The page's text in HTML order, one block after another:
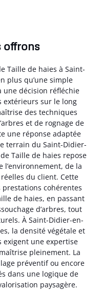
offrons
Taille de haies à Saint-
plus qu’une simple
une décision réfléchie
extérieurs sur le long
des techniques
et de rognage de
une réponse adaptée
terrain du Saint-Didier-
Taille de haies repose
de la
du client. Cette
prestations cohérentes
de haies, en passant
d’arbres, tout
À Saint-Didier-en-
la densité végétale et
exigent une expertise
pleinement. La
préventif ou encore
dans une logique de
paysagère.